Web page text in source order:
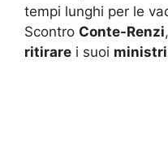
tempi lunghi per le
Scontro Conte-Renzi,
ritirare i suoi ministri